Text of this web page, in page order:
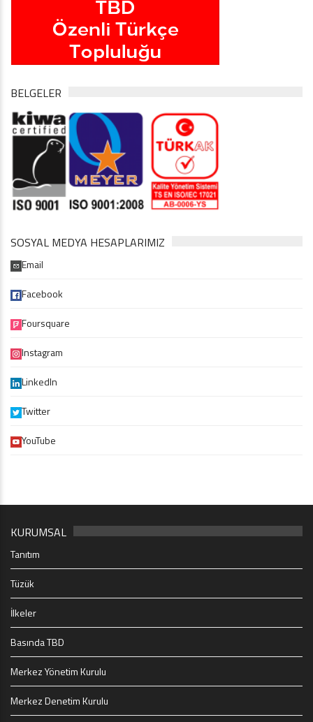
BELGELER
SOSYAL MEDYA HESAPLARIMIZ
Email
Facebook
Foursquare
Instagram
LinkedIn
Twitter
YouTube
KURUMSAL
Tanıtım
Tüzük
İlkeler
Basında TBD
Merkez Yönetim Kurulu
Merkez Denetim Kurulu